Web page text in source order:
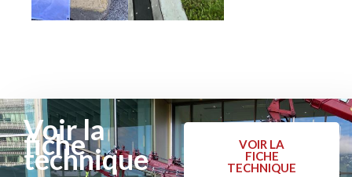
Voir la
fiche
technique
VOIR LA
FICHE
TECHNIQUE